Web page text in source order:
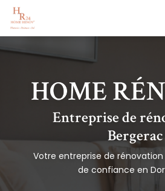
Aller
contenu
principal
Entreprise de
Bergerac
Votre entreprise de
de confiance en